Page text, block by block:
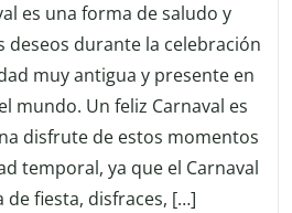
es una forma de saludo y
deseos durante la celebración
muy antigua y presente en
mundo. Un feliz Carnaval es
disfrute de estos momentos
temporal, ya que el Carnaval
de fiesta, disfraces, […]